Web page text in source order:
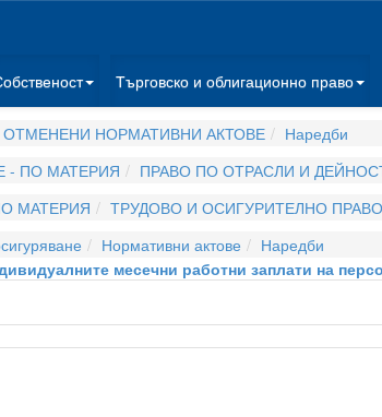
Търговско и облигационно право
ОТМЕНЕНИ НОРМАТИВНИ АКТОВЕ
Наредби
- ПО МАТЕРИЯ ПРАВО ПО ОТРАСЛИ И
МАТЕРИЯ ТРУДОВО И ОСИГУРИТЕЛНО ПРАВО
Нормативни актове
Наредби
месечни работни заплати на